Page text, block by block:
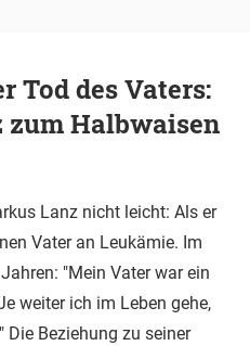
Tod des Vaters:
Halbwaisen
Lanz nicht leicht: Als er
Vater an Leukämie. Im
"Mein Vater war ein
weiter ich im Leben gehe,
Die Beziehung zu seiner